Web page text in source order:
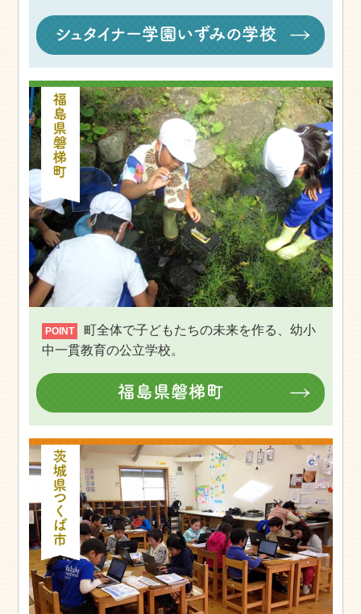
POINT
町全体で子どもたちの未来を作る、幼小
中一貫教育の公立学校。